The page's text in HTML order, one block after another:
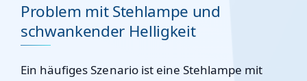
Problem mit Stehlampe und
schwankender Helligkeit
Ein häufiges Szenario ist eine Stehlampe mit